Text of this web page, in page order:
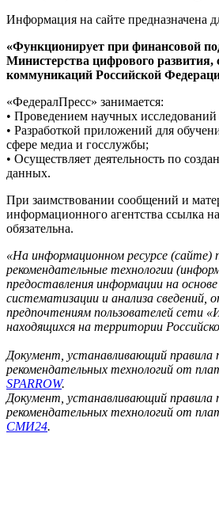
Информация на сайте предназначена
«Функционирует при финансовой
Министерства цифрового развития,
коммуникаций Российской
«ФедералПресс» занимается:
• Проведением научных исследований
• Разработкой приложений для
сфере медиа и госслужбы;
• Осуществляет деятельность по
данных.
При заимствовании сообщений и
информационного агентства ссылка
обязательна.
«На информационном ресурсе (сайте)
рекомендательные технологии
предоставления информации на основе
систематизации и анализа сведений,
предпочтениям пользователей сети
находящихся на территории
Документ, устанавливающий правила
рекомендательных технологий от
SPARROW.
Документ, устанавливающий правила
рекомендательных технологий от
СМИ24.